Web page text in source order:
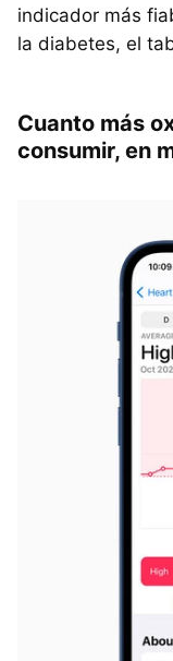
indicador más
la diabetes, el
Cuanto más
consumir, en